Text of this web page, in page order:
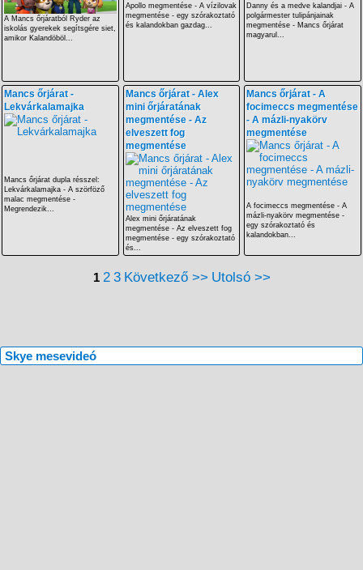
A Mancs őrjáratból Ryder az
iskolás gyerekek segítsgére siet,
amikor Kalandöböl...
Apollo megmentése - A vízilovak
megmentése - egy szórakoztató
és kalandokban gazdag...
Danny és a medve kalandjai - A
polgármester tulipánjainak
megmentése - Mancs őrjárat
magyarul...
Mancs őrjárat -
Lekvárkalamajka
Mancs őrjárat dupla résszel:
Lekvárkalamajka - A szörföző
malac megmentése -
Megrendezik...
Mancs őrjárat - Alex
mini őrjáratának
megmentése - Az
elveszett fog
megmentése
Alex mini őrjáratának
megmentése - Az elveszett fog
megmentése - egy szórakoztató
és...
Mancs őrjárat - A
focimeccs megmentése
- A mázli-nyakörv
megmentése
A focimeccs megmentése - A
mázli-nyakörv megmentése -
egy szórakoztató és
kalandokban...
1 2 3 Következő >> Utolsó >>
Skye mesevideó